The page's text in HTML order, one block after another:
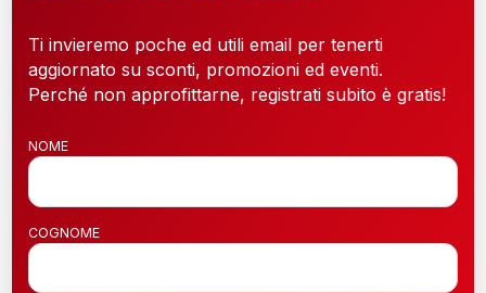
Ti invieremo poche ed utili email per tenerti
aggiornato su sconti, promozioni ed eventi.
Perché non approfittarne, registrati subito è gratis!
NOME
COGNOME